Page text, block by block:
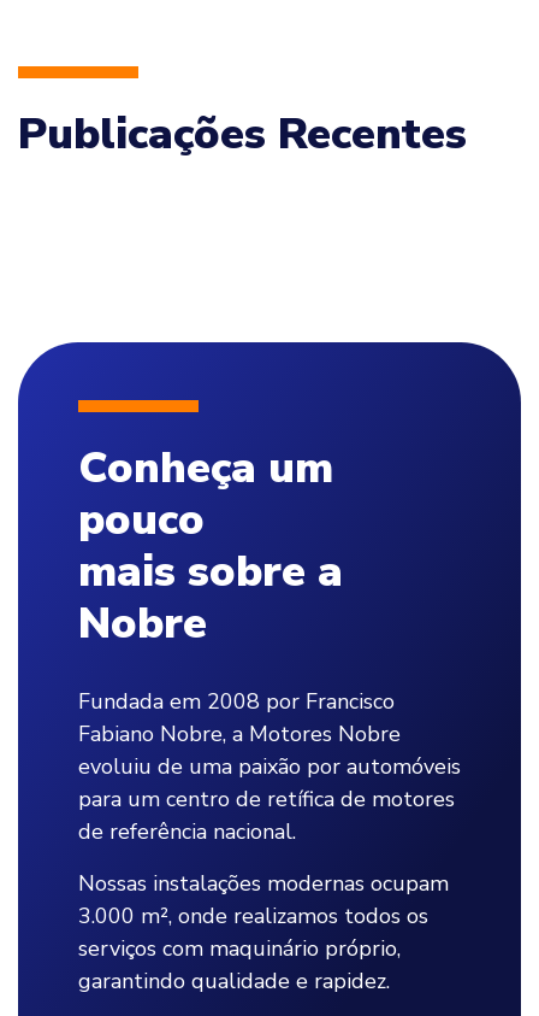
Publicações Recentes
Conheça um
pouco
mais sobre a
Nobre
Fundada em 2008 por Francisco
Fabiano Nobre, a Motores Nobre
evoluiu de uma paixão por automóveis
para um centro de retífica de motores
de referência nacional.
Nossas instalações modernas ocupam
3.000 m², onde realizamos todos os
serviços com maquinário próprio,
garantindo qualidade e rapidez.